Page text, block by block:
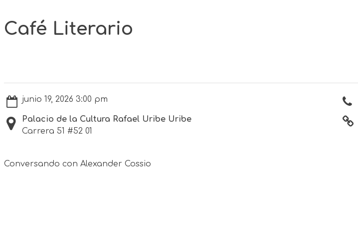
Café Literario
junio 19, 2026 3:00 pm
Palacio de la Cultura Rafael Uribe Uribe
Carrera 51 #52 01
Conversando con Alexander Cossio